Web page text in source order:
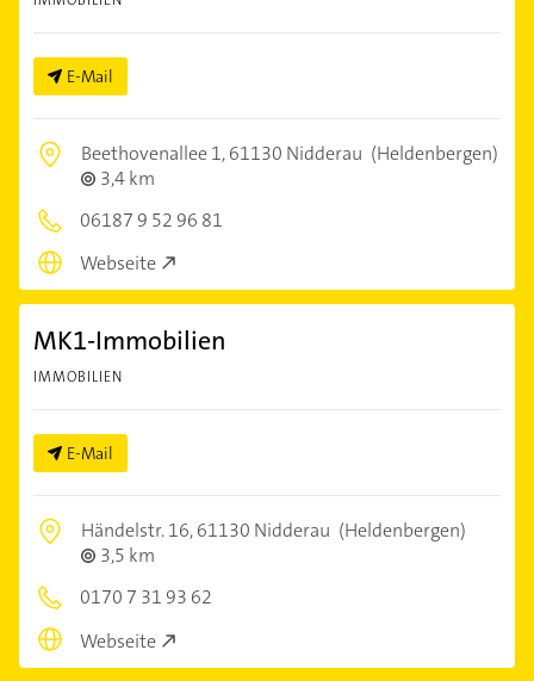
E-Mail
Beethovenallee 1,61130 Nidderau (Heldenbergen)
3,4 km
06187 9 52 96 81
Webseite
MK1-Immobilien
IMMOBILIEN
E-Mail
Händelstr. 16,61130 Nidderau (Heldenbergen)
3,5 km
0170 7 31 93 62
Webseite